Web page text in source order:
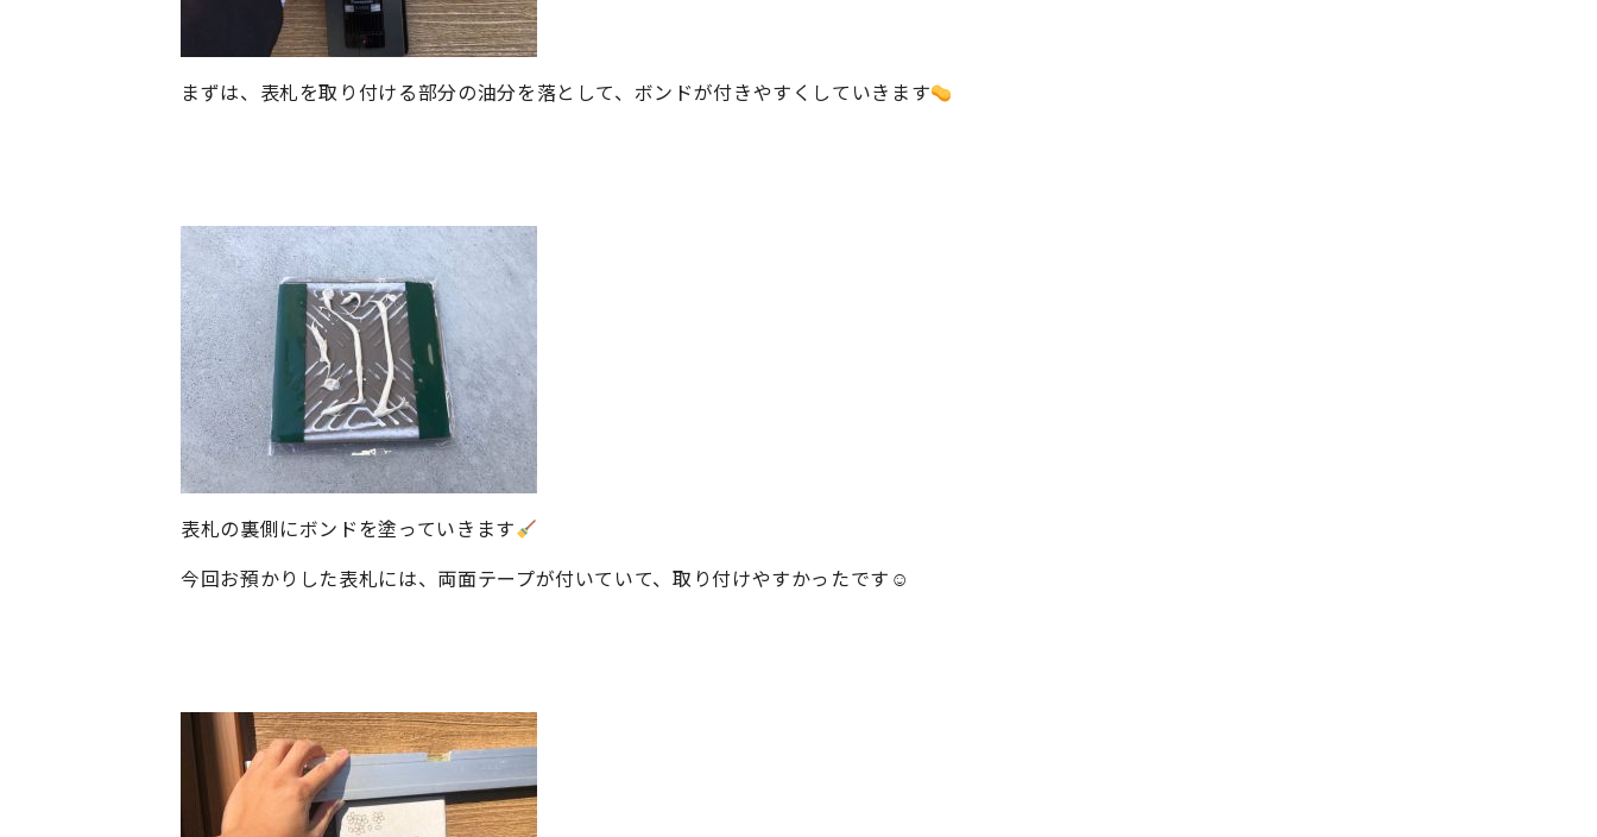
まずは、表札を取り付ける部分の油分を落として、ボンドが付きやすくしていきます
表札の裏側にボンドを塗っていきます
今回お預かりした表札には、両面テープが付いていて、取り付けやすかったです☺